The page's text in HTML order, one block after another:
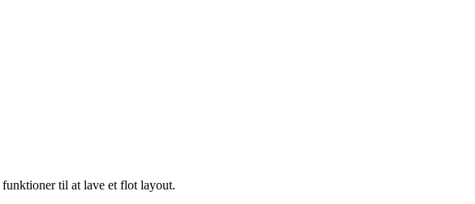
til at lave et flot layout.